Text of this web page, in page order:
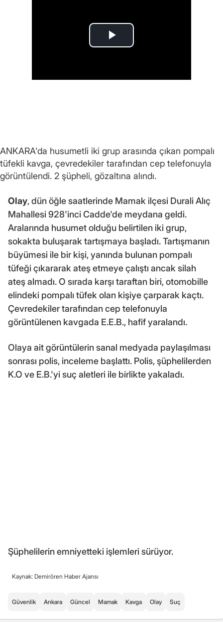
ANKARA'da husumetli iki grup arasında çıkan pompalı
tüfekli kavga, çevredekiler tarafından cep telefonuyla
görüntülendi. 2 şüpheli, gözaltına alındı.
Olay, dün öğle saatlerinde Mamak ilçesi Durali Alıç
Mahallesi 928'inci Cadde'de meydana geldi.
Aralarında husumet olduğu belirtilen iki grup,
sokakta buluşarak tartışmaya başladı. Tartışmanın
büyümesi ile bir kişi, yanında bulunan pompalı
tüfeği çıkararak ateş etmeye çalıştı ancak silah
ateş almadı. O sırada karşı taraftan biri, otomobille
elindeki pompalı tüfek olan kişiye çarparak kaçtı.
Çevredekiler tarafından cep telefonuyla
görüntülenen kavgada E.E.B., hafif yaralandı.
Olaya ait görüntülerin sanal medyada paylaşılması
sonrası polis, inceleme başlattı. Polis, şüphelilerden
K.O ve E.B.'yi suç aletleri ile birlikte yakaladı.
Şüphelilerin emniyetteki işlemleri sürüyor.
Kaynak: Demirören Haber Ajansı
Güvenlik Ankara Güncel Mamak Kavga Olay Suç